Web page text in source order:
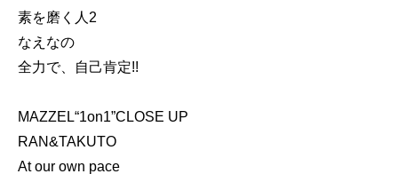
素を磨く人2
なえなの
全力で、自己肯定!!
MAZZEL“1on1”CLOSE UP
RAN&TAKUTO
At our own pace